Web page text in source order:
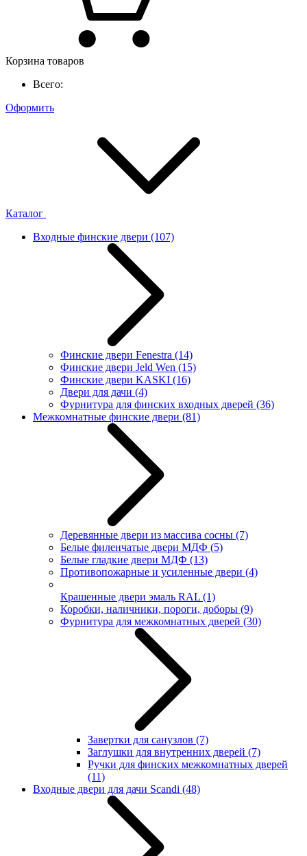
Корзина товаров
Всего:
Оформить
Каталог
Входные финские двери (107)
Финские двери Fenestra (14)
Финские двери Jeld Wen (15)
Финские двери KASKI (16)
Двери для дачи (4)
Фурнитура для финских входных дверей (36)
Межкомнатные финские двери (81)
Деревянные двери из массива сосны (7)
Белые филенчатые двери МДФ (5)
Белые гладкие двери МДФ (13)
Противопожарные и усиленные двери (4)
Крашенные двери эмаль RAL (1)
Коробки, наличники, пороги, доборы (9)
Фурнитура для межкомнатных дверей (30)
Завертки для санузлов (7)
Заглушки для внутренних дверей (7)
Ручки для финских межкомнатных дверей
(11)
Входные двери для дачи Scandi (48)